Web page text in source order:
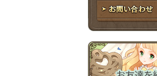
初めての方へ
お問い合わせ